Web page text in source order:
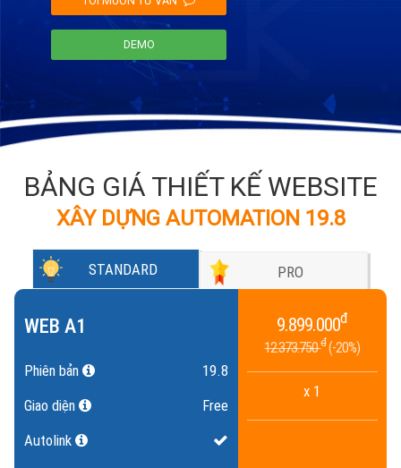
BẢNG GIÁ THIẾT KẾ WEBSITE
XÂY DỰNG AUTOMATION 19.8
STANDARD PRO
WEB A1
Phiên bản
19.8
Giao diện
Free
Autolink
9.899.000đ
12.373.750đ 20%
x 1